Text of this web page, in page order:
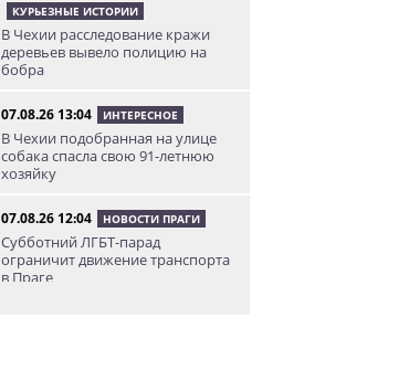
КУРЬЕЗНЫЕ ИСТОРИИ
В Чехии расследование кражи
деревьев вывело полицию на
бобра
07.08.26 13:04 ИНТЕРЕСНОЕ
В Чехии подобранная на улице
собака спасла свою 91-летнюю
хозяйку
07.08.26 12:04 НОВОСТИ ПРАГИ
Субботний ЛГБТ-парад
ограничит движение транспорта
в Праге